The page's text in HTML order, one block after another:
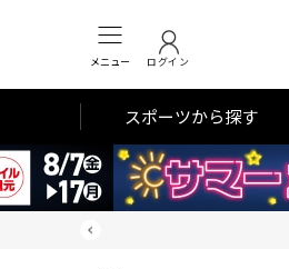
メニュー ログイン
スポーツから探す